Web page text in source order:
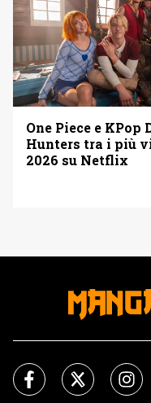
One Piece e KPop
Hunters tra i più
2026 su Netflix